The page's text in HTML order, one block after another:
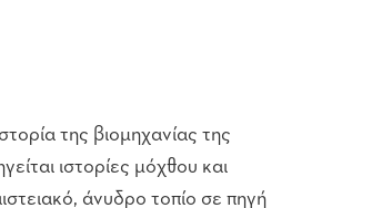
της βιομηχανίας της
ιστορίες μόχθου και
άνυδρο τοπίο σε πηγή